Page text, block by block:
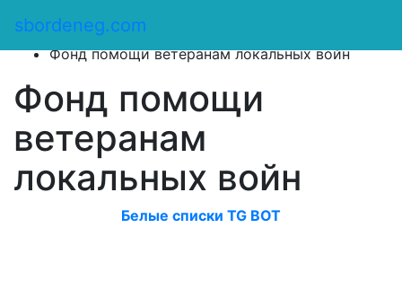
sbordeneg.com
Оказать помощь
Фонд помощи ветеранам локальных войн
Фонд помощи
ветеранам
локальных войн
Белые списки TG BOT